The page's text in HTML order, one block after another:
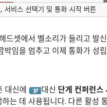
서비스 선택기 및 통화 시작 버튼
드셋에서 벨소리가 들리고 발
임을 멈추고 이제 통화가 성
대신에 대신 단게 컨퍼런스
하는 데 사용됩니다. 다른 활성